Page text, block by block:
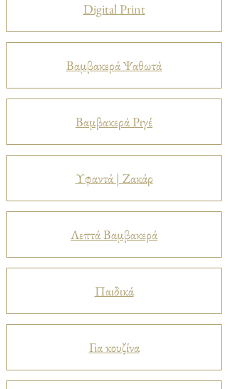
Digital Print
Βαμβακερά Ψαθωτά
Βαμβακερά Ριγέ
Υφαντά | Ζακάρ
Λεπτά Βαμβακερά
Παιδικά
Για κουζίνα